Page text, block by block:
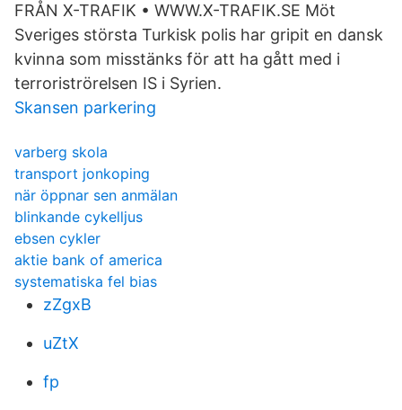
FRÅN X-TRAFIK • WWW.X-TRAFIK.SE Möt
Sveriges största Turkisk polis har gripit en dansk
kvinna som misstänks för att ha gått med i
terroriströrelsen IS i Syrien.
Skansen parkering
varberg skola
transport jonkoping
när öppnar sen anmälan
blinkande cykelljus
ebsen cykler
aktie bank of america
systematiska fel bias
zZgxB
uZtX
fp